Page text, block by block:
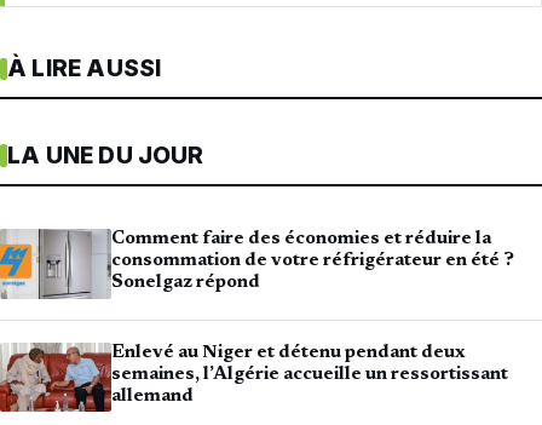
À LIRE AUSSI
LA UNE DU JOUR
Comment faire des économies et réduire la
consommation de votre réfrigérateur en été ?
Sonelgaz répond
Enlevé au Niger et détenu pendant deux
semaines, l’Algérie accueille un ressortissant
allemand